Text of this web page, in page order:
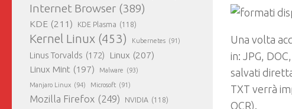
Una volta
in: JPG,
salvati
TXT verrà
OCR).
Internet Browser (389)
KDE (211) KDE Plasma (118)
Kernel Linux (453) Kubernetes (91)
Linus Torvalds (172) Linux (207)
Linux Mint (197) Malware (93)
Manjaro Linux (94) Microsoft (91)
Mozilla Firefox (249) NVIDIA (118)